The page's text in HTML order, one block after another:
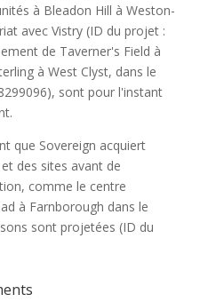
à Bleadon Hill à Weston-
avec Vistry (ID du projet :
de Taverner's Field à
à West Clyst, dans le
sont pour l'instant
que Sovereign acquiert
des sites avant de
comme le centre
à Farnborough dans le
sont projetées (ID du